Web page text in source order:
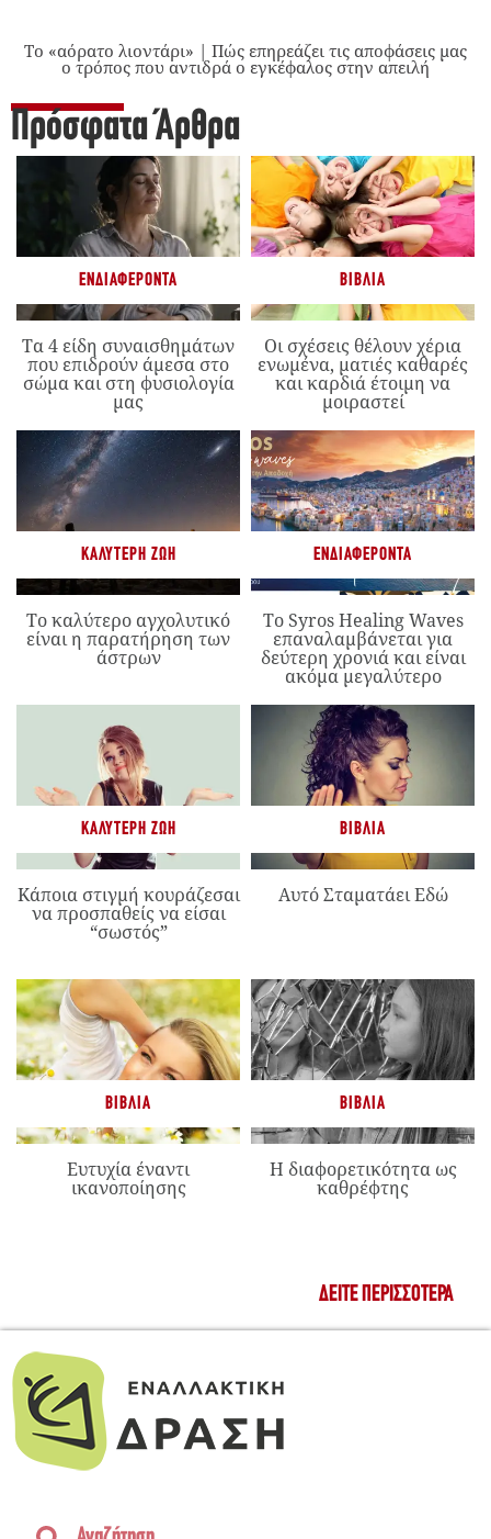
Το «αόρατο λιοντάρι» | Πώς επηρεάζει τις αποφάσεις μας
ο τρόπος που αντιδρά ο εγκέφαλος στην απειλή
Πρόσφατα Άρθρα
ΕΝΔΙΑΦΈΡΟΝΤΑ
Τα 4 είδη συναισθημάτων
που επιδρούν άμεσα στο
σώμα και στη φυσιολογία
μας
ΒΙΒΛΊΑ
Οι σχέσεις θέλουν χέρια
ενωμένα, ματιές καθαρές
και καρδιά έτοιμη να
μοιραστεί
ΚΑΛΎΤΕΡΗ ΖΩΉ
Το καλύτερο αγχολυτικό
είναι η παρατήρηση των
άστρων
ΕΝΔΙΑΦΈΡΟΝΤΑ
Το Syros Healing Waves
επαναλαμβάνεται για
δεύτερη χρονιά και είναι
ακόμα μεγαλύτερο
ΚΑΛΎΤΕΡΗ ΖΩΉ
Κάποια στιγμή κουράζεσαι
να προσπαθείς να είσαι
“σωστός”
ΒΙΒΛΊΑ
Αυτό Σταματάει Εδώ
ΒΙΒΛΊΑ
Ευτυχία έναντι
ικανοποίησης
ΒΙΒΛΊΑ
Η διαφορετικότητα ως
καθρέφτης
ΔΕΊΤΕ ΠΕΡΙΣΣΌΤΕΡΑ